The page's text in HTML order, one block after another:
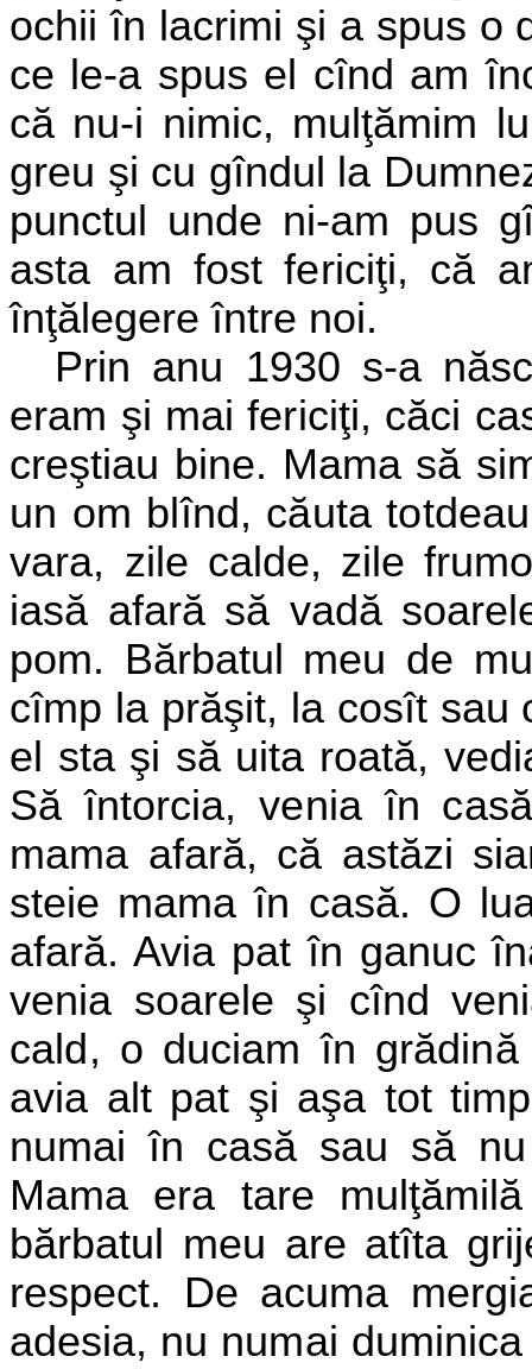
ochii în lacrimi şi a spus o
ce le-a spus el cînd am
că nu-i nimic, mulţămim
greu şi cu gîndul la
punctul unde ni-am pus
asta am fost fericiţi, că
înţălegere între noi.
Prin anu 1930 s-a
eram şi mai fericiţi, căci
creştiau bine. Mama să
un om blînd, căuta
vara, zile calde, zile
iasă afară să vadă
pom. Bărbatul meu de
cîmp la prăşit, la cosît sau
el sta şi să uita roată,
Să întorcia, venia în
mama afară, că astăzi
steie mama în casă. O
afară. Avia pat în ganuc
venia soarele şi cînd
cald, o duciam în
avia alt pat şi aşa tot
numai în casă sau să
Mama era tare
bărbatul meu are atîta
respect. De acuma
adesia, nu numai